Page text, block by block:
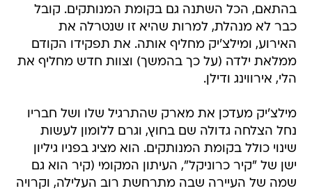
בהתאם, הכל השתנה גם בקומת המנותקים. קובל
כבר לא מנהלת, למרות שהיא זו שנטרלה את
האירוע, ומילצ'יק מחליף אותה. את תפקידו הקודם
ממלאת ילדה (על כך בהמשך) וצוות חדש מחליף את
הלי, אירווינג ודילן.
מילצ'יק מעדכן את מארק שהתרגיל שלו ושל חבריו
נחל הצלחה גדולה שם בחוץ, וגרם ללומון לעשות
שינוי כולל בקומת המנותקים. הוא מציג בפניו גיליון
ישן של "קיר כרוניקל", העיתון המקומי (קיר הוא גם
שמה של העיירה שבה מתרחשת רוב העלילה, וקרויה